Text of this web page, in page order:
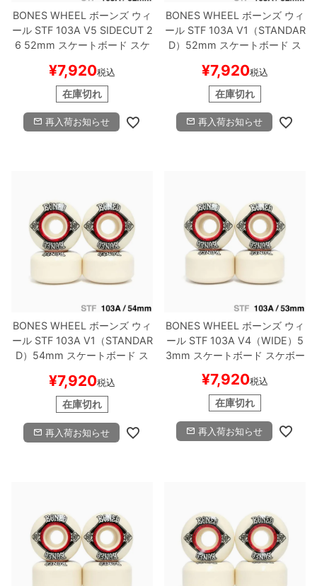
BONES WHEEL ボーンズ ウィ
ールSTF 103A V5 SIDECUT 2
6 52mm スケートボード スケ
¥7,920税込
在庫切れ
再入荷お知らせ
BONES WHEEL ボーンズ ウィ
ールSTF 103A V1（STANDAR
D） 52mm スケートボード ス
¥7,920税込
在庫切れ
再入荷お知らせ
BONES WHEEL ボーンズ ウィ
ールSTF 103A V1（STANDAR
D） 54mm スケートボード ス
¥7,920税込
在庫切れ
再入荷お知らせ
BONES WHEEL ボーンズ ウィ
ール STF 103A V4（WIDE） 5
3mm スケートボード スケボー
¥7,920税込
在庫切れ
再入荷お知らせ